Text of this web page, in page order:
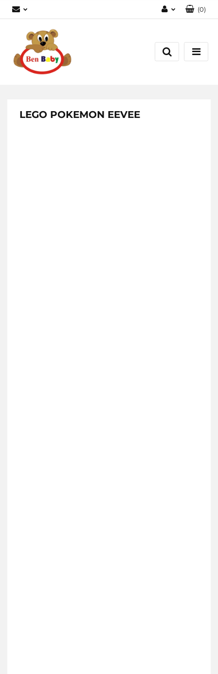
Zarejestruj się
Dodaj zgłoszenie
(0)
LEGO POKEMON EEVEE